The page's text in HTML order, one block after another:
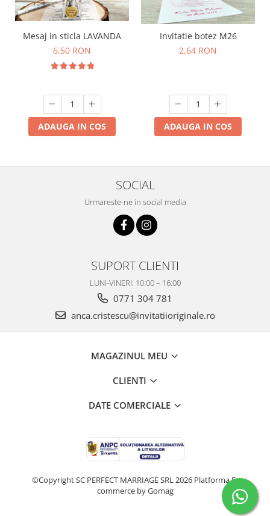
Mesaj in sticla LAVANDA
6,50 RON
ADAUGA IN COS
Invitatie botez M26
2,64 RON
ADAUGA IN COS
SOCIAL
Urmareste-ne in social media
SUPORT CLIENTI
LUNI-VINERI: 10:00 – 16:00
0771 304 781
anca.cristescu@invitatiioriginale.ro
MAGAZINUL MEU
CLIENTI
DATE COMERCIALE
©Copyright SC PERFECT MARRIAGE SRL 2026 Platforma E-
commerce by Gomag